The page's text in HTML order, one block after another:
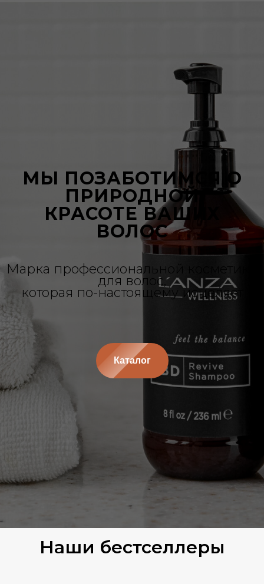
МЫ ПОЗАБОТИМСЯ О
ПРИРОДНОЙ
КРАСОТЕ ВАШИХ
ВОЛОС
Марка профессиональной косметики
для волос,
которая по-настоящему исцеляет
Каталог
Наши бестселлеры